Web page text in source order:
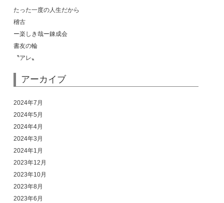
たった一度の人生だから
稽古
ー楽しき哉ー錬成会
書友の輪
〝アレ〟
アーカイブ
2024年7月
2024年5月
2024年4月
2024年3月
2024年1月
2023年12月
2023年10月
2023年8月
2023年6月